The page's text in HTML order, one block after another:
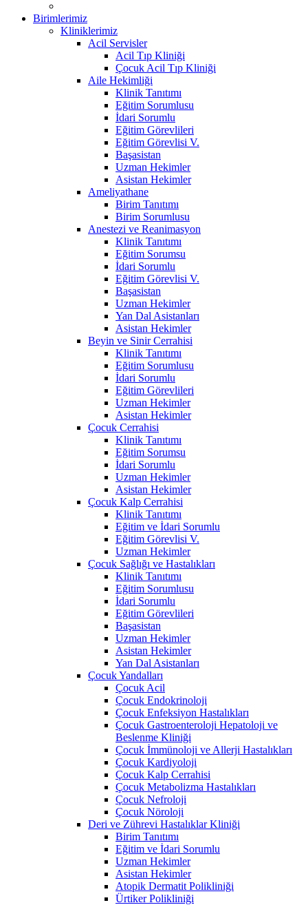
Birimlerimiz
Kliniklerimiz
Acil Servisler
Acil Tıp Kliniği
Çocuk Acil Tıp Kliniği
Aile Hekimliği
Klinik Tanıtımı
Eğitim Sorumlusu
İdari Sorumlu
Eğitim Görevlileri
Eğitim Görevlisi V.
Başasistan
Uzman Hekimler
Asistan Hekimler
Ameliyathane
Birim Tanıtımı
Birim Sorumlusu
Anestezi ve Reanimasyon
Klinik Tanıtımı
Eğitim Sorumsu
İdari Sorumlu
Eğitim Görevlisi V.
Başasistan
Uzman Hekimler
Yan Dal Asistanları
Asistan Hekimler
Beyin ve Sinir Cerrahisi
Klinik Tanıtımı
Eğitim Sorumlusu
İdari Sorumlu
Eğitim Görevlileri
Uzman Hekimler
Asistan Hekimler
Çocuk Cerrahisi
Klinik Tanıtımı
Eğitim Sorumsu
İdari Sorumlu
Uzman Hekimler
Asistan Hekimler
Çocuk Kalp Cerrahisi
Klinik Tanıtımı
Eğitim ve İdari Sorumlu
Eğitim Görevlisi V.
Uzman Hekimler
Çocuk Sağlığı ve Hastalıkları
Klinik Tanıtımı
Eğitim Sorumlusu
İdari Sorumlu
Eğitim Görevlileri
Başasistan
Uzman Hekimler
Asistan Hekimler
Yan Dal Asistanları
Çocuk Yandalları
Çocuk Acil
Çocuk Endokrinoloji
Çocuk Enfeksiyon Hastalıkları
Çocuk Gastroenteroloji Hepatoloji ve
Beslenme Kliniği
Çocuk İmmünoloji ve Allerji Hastalıkları
Çocuk Kardiyoloji
Çocuk Kalp Cerrahisi
Çocuk Metabolizma Hastalıkları
Çocuk Nefroloji
Çocuk Nöroloji
Deri ve Zührevi Hastalıklar Kliniği
Birim Tanıtımı
Eğitim ve İdari Sorumlu
Uzman Hekimler
Asistan Hekimler
Atopik Dermatit Polikliniği
Ürtiker Polikliniği